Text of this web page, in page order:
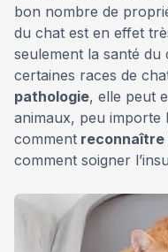
bon nombre de
du chat est en effet
seulement la santé du
certaines races de
pathologie, elle peut
animaux, peu importe
comment reconnaître
comment soigner